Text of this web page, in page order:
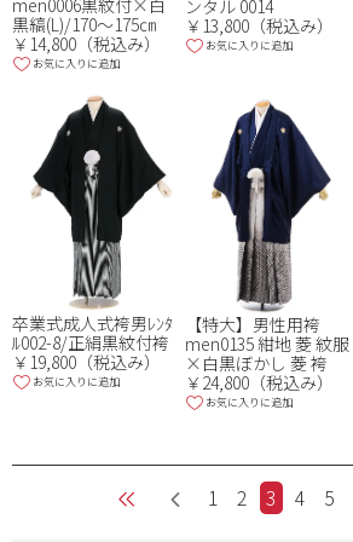
men0006黒紋付×白
黒縞(L)/170～175㎝
￥14,800（税込み）
お気に入りに追加
ンタル 0014
￥13,800（税込み）
お気に入りに追加
卒業式成人式袴男ﾚﾝﾀ
ﾙ002-8/正絹黒紋付袴
￥19,800（税込み）
お気に入りに追加
【特大】男性用袴
men0135 紺地 菱 紋服
×白黒ぼかし 菱 袴
￥24,800（税込み）
お気に入りに追加
1 2 3 4 5